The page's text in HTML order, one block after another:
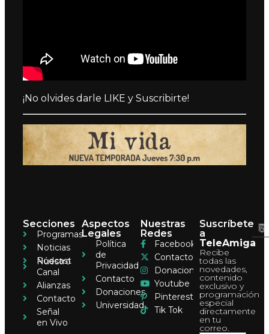
¡No olvides darle LIKE y Suscribirte!
Secciones
Programas
Noticias
Pódcast
Nuestro
Canal
Alianzas
Contacto
Señal
en Vivo
Aspectos
Legales
Política
de
Privacidad
Contacto
Donaciones
Universidad
Nuestras
Redes
Facebook
Contacto
Donaciones
Youtube
Pinterest
Tik Tok
Suscríbete
a
TeleAmiga
Recibe
todas las
novedades,
contenido
exclusivo y
programación
especial
directamente
en tu
correo.